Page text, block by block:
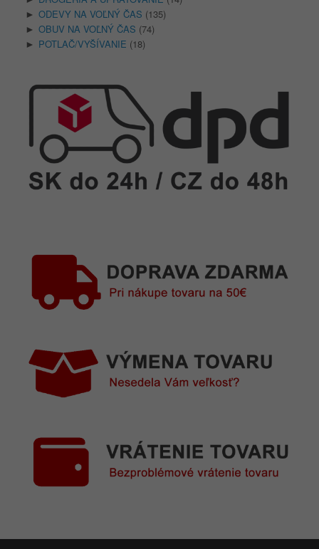
► ODEVY NA VOĽNÝ ČAS (135)
► OBUV NA VOĽNÝ ČAS (74)
► POTLAČ/VYŠÍVANIE (18)